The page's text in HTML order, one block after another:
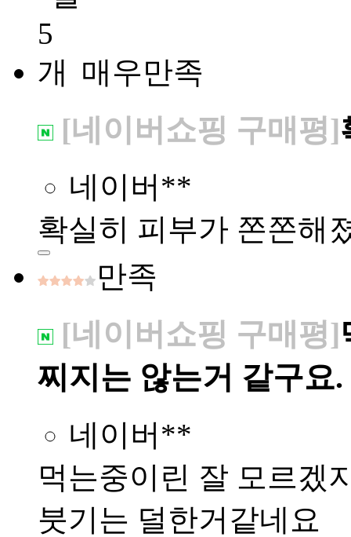
매우만족
[네이버쇼핑 구매평]
네이버**
확실히 피부가 쫀쫀해
만족
[네이버쇼핑 구매평]
찌지는 않는거 같구
네이버**
먹는중이린 잘 모르겠
붓기는 덜한거같네요